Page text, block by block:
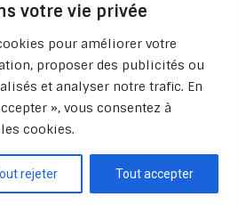
votre vie privée
pour améliorer votre
proposer des publicités ou
et analyser notre trafic. En
», vous consentez à
cookies.
rejeter Tout accepter
(avec un seul enfant, ou en petit
fous (sauter, crier, trépigner…).
— 11 juin 2016 — 0 commentaires
Politique de